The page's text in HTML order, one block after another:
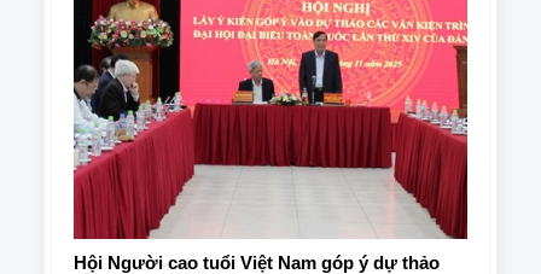
Hội Người cao tuổi Việt Nam góp ý dự thảo